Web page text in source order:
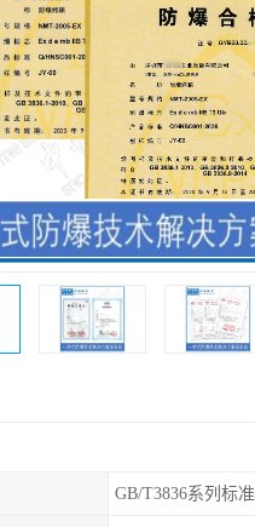
GB/T3836系列标准